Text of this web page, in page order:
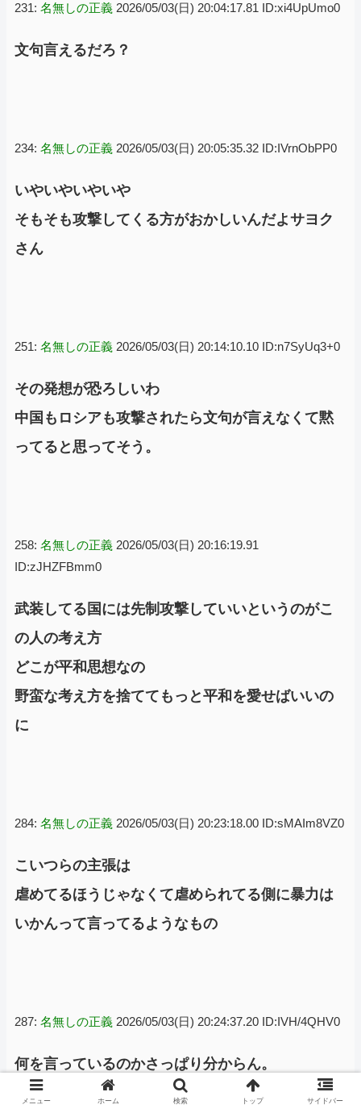
231: 名無しの正義 2026/05/03(日) 20:04:17.81 ID:xi4UpUmo0
文句言えるだろ？
234: 名無しの正義 2026/05/03(日) 20:05:35.32 ID:IVrnObPP0
いやいやいやいや
そもそも攻撃してくる方がおかしいんだよサヨク
さん
251: 名無しの正義 2026/05/03(日) 20:14:10.10 ID:n7SyUq3+0
その発想が恐ろしいわ
中国もロシアも攻撃されたら文句が言えなくて黙
ってると思ってそう。
258: 名無しの正義 2026/05/03(日) 20:16:19.91
ID:zJHZFBmm0
武装してる国には先制攻撃していいというのがこ
の人の考え方
どこが平和思想なの
野蛮な考え方を捨ててもっと平和を愛せばいいの
に
284: 名無しの正義 2026/05/03(日) 20:23:18.00 ID:sMAIm8VZ0
こいつらの主張は
虐めてるほうじゃなくて虐められてる側に暴力は
いかんって言ってるようなもの
287: 名無しの正義 2026/05/03(日) 20:24:37.20 ID:IVH/4QHV0
何を言っているのかさっぱり分からん。
メニュー ホーム 検索 トップ サイドバー